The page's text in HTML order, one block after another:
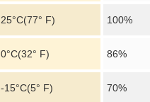
25°C(77° F) 100%
0°C(32° F) 86%
-15°C(5° F) 70%